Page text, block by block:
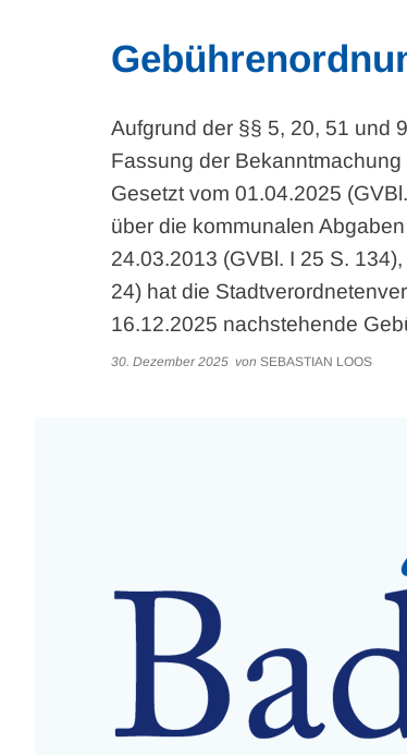
Aufgrund der §§ 5, 20, 51 und
Fassung der
Gesetzt vom 01.04.2025
über die kommunalen
24.03.2013 (GVBl. I 25 S.
24) hat die
16.12.2025 nachstehende
30. Dezember 2025 von SEBASTIAN LOOS